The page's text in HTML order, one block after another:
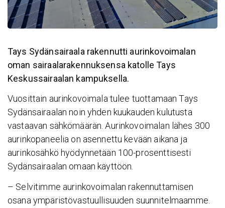
Tays Sydänsairaala rakennutti aurinkovoimalan
oman sairaalarakennuksensa katolle Tays
Keskussairaalan kampuksella.
Vuosittain aurinkovoimala tulee tuottamaan Tays
Sydänsairaalan noin yhden kuukauden kulutusta
vastaavan sähkömäärän. Aurinkovoimalan lähes 300
aurinkopaneelia on asennettu kevään aikana ja
aurinkosähkö hyödynnetään 100-prosenttisesti
Sydänsairaalan omaan käyttöön.
– Selvitimme aurinkovoimalan rakennuttamisen
osana ympäristövastuullisuuden suunnitelmaamme.